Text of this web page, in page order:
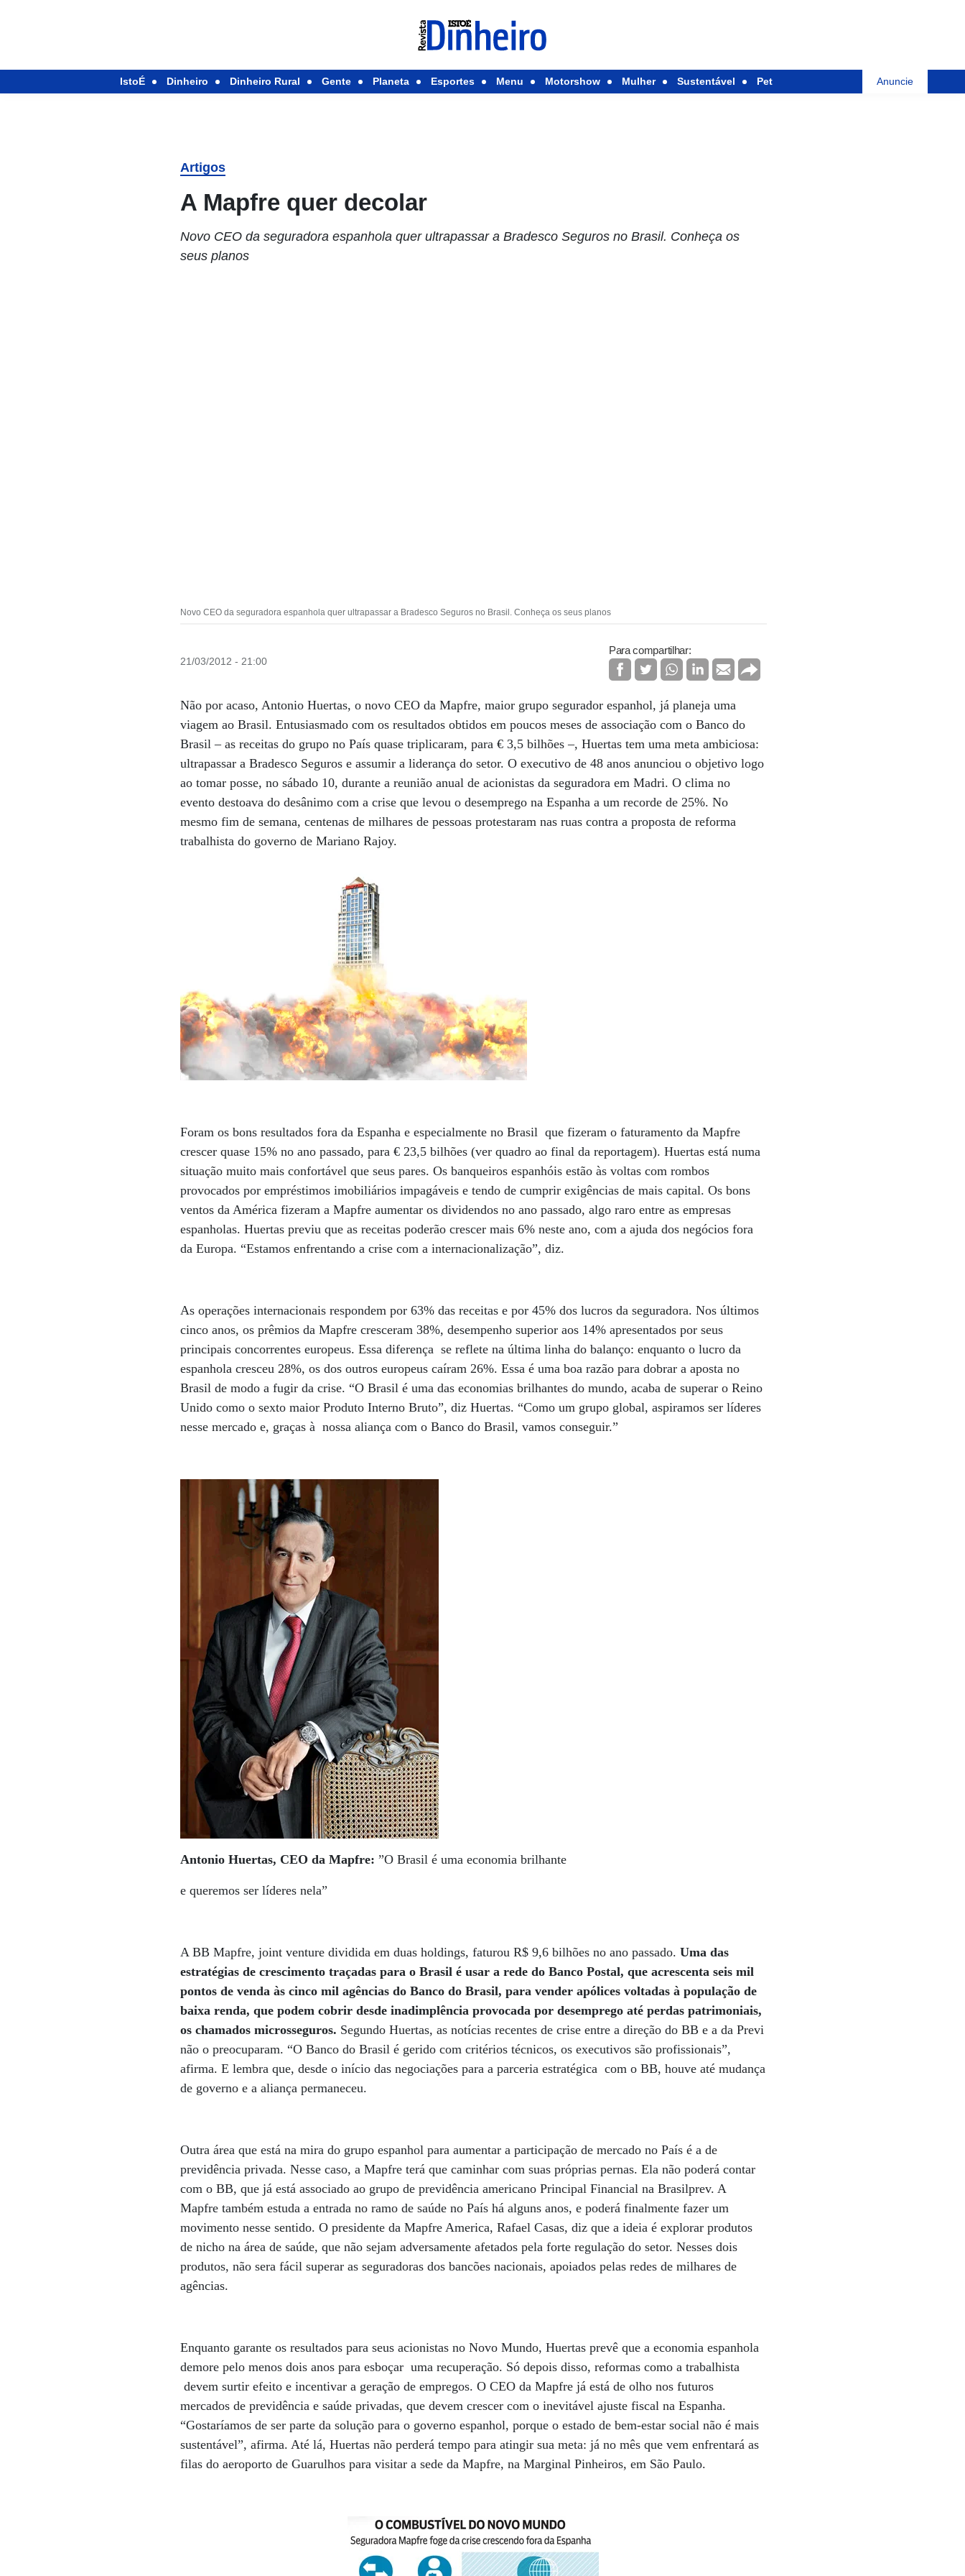
IstoÉ Dinheiro Dinheiro Rural Gente Planeta Esportes Menu Motorshow Mulher Sustentável Pet Anuncie
Artigos
A Mapfre quer decolar
Novo CEO da seguradora espanhola quer ultrapassar a Bradesco Seguros no Brasil. Conheça os
seus planos
Novo CEO da seguradora espanhola quer ultrapassar a Bradesco Seguros no Brasil. Conheça os seus planos
21/03/2012 - 21:00
Para compartilhar:
Não por acaso, Antonio Huertas, o novo CEO da Mapfre, maior grupo segurador espanhol, já planeja uma
viagem ao Brasil. Entusiasmado com os resultados obtidos em poucos meses de associação com o Banco do
Brasil – as receitas do grupo no País quase triplicaram, para € 3,5 bilhões –, Huertas tem uma meta ambiciosa:
ultrapassar a Bradesco Seguros e assumir a liderança do setor. O executivo de 48 anos anunciou o objetivo logo
ao tomar posse, no sábado 10, durante a reunião anual de acionistas da seguradora em Madri. O clima no
evento destoava do desânimo com a crise que levou o desemprego na Espanha a um recorde de 25%. No
mesmo fim de semana, centenas de milhares de pessoas protestaram nas ruas contra a proposta de reforma
trabalhista do governo de Mariano Rajoy.
Foram os bons resultados fora da Espanha e especialmente no Brasil que fizeram o faturamento da Mapfre
crescer quase 15% no ano passado, para € 23,5 bilhões (ver quadro ao final da reportagem). Huertas está numa
situação muito mais confortável que seus pares. Os banqueiros espanhóis estão às voltas com rombos
provocados por empréstimos imobiliários impagáveis e tendo de cumprir exigências de mais capital. Os bons
ventos da América fizeram a Mapfre aumentar os dividendos no ano passado, algo raro entre as empresas
espanholas. Huertas previu que as receitas poderão crescer mais 6% neste ano, com a ajuda dos negócios fora
da Europa. “Estamos enfrentando a crise com a internacionalização”, diz.
As operações internacionais respondem por 63% das receitas e por 45% dos lucros da seguradora. Nos últimos
cinco anos, os prêmios da Mapfre cresceram 38%, desempenho superior aos 14% apresentados por seus
principais concorrentes europeus. Essa diferença se reflete na última linha do balanço: enquanto o lucro da
espanhola cresceu 28%, os dos outros europeus caíram 26%. Essa é uma boa razão para dobrar a aposta no
Brasil de modo a fugir da crise. “O Brasil é uma das economias brilhantes do mundo, acaba de superar o Reino
Unido como o sexto maior Produto Interno Bruto”, diz Huertas. “Como um grupo global, aspiramos ser líderes
nesse mercado e, graças à nossa aliança com o Banco do Brasil, vamos conseguir.”
Antonio Huertas, CEO da Mapfre: ”O Brasil é uma economia brilhante
e queremos ser líderes nela”
A BB Mapfre, joint venture dividida em duas holdings, faturou R$ 9,6 bilhões no ano passado.Uma das
estratégias de crescimento traçadas para o Brasil é usar a rede do Banco Postal, que acrescenta seis mil
pontos de venda às cinco mil agências do Banco do Brasil, para vender apólices voltadas à população de
baixa renda, que podem cobrir desde inadimplência provocada por desemprego até perdas patrimoniais,
os chamados microsseguros. Segundo Huertas, as notícias recentes de crise entre a direção do BB e a da Previ
não o preocuparam. “O Banco do Brasil é gerido com critérios técnicos, os executivos são profissionais”,
afirma. E lembra que, desde o início das negociações para a parceria estratégica com o BB, houve até mudança
de governo e a aliança permaneceu.
Outra área que está na mira do grupo espanhol para aumentar a participação de mercado no País é a de
previdência privada. Nesse caso, a Mapfre terá que caminhar com suas próprias pernas. Ela não poderá contar
com o BB, que já está associado ao grupo de previdência americano Principal Financial na Brasilprev. A
Mapfre também estuda a entrada no ramo de saúde no País há alguns anos, e poderá finalmente fazer um
movimento nesse sentido. O presidente da Mapfre America, Rafael Casas, diz que a ideia é explorar produtos
de nicho na área de saúde, que não sejam adversamente afetados pela forte regulação do setor. Nesses dois
produtos, não sera fácil superar as seguradoras dos bancões nacionais, apoiados pelas redes de milhares de
agências.
Enquanto garante os resultados para seus acionistas no Novo Mundo, Huertas prevê que a economia espanhola
demore pelo menos dois anos para esboçar uma recuperação. Só depois disso, reformas como a trabalhista
devem surtir efeito e incentivar a geração de empregos. O CEO da Mapfre já está de olho nos futuros
mercados de previdência e saúde privadas, que devem crescer com o inevitável ajuste fiscal na Espanha.
“Gostaríamos de ser parte da solução para o governo espanhol, porque o estado de bem-estar social não é mais
sustentável”, afirma. Até lá, Huertas não perderá tempo para atingir sua meta: já no mês que vem enfrentará as
filas do aeroporto de Guarulhos para visitar a sede da Mapfre, na Marginal Pinheiros, em São Paulo.